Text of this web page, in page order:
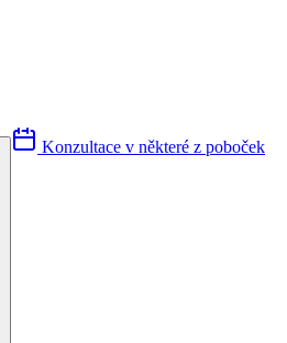
Konzultace v některé z poboček